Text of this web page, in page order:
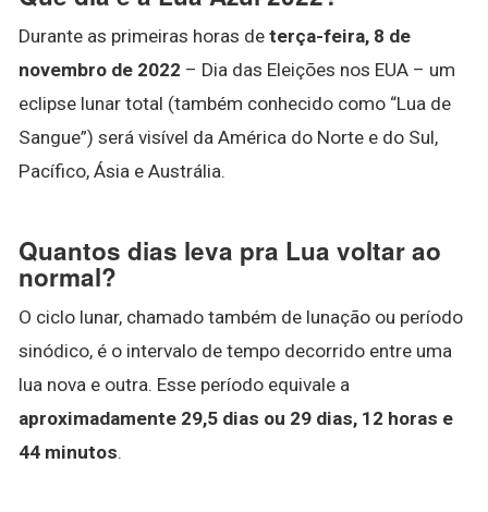
Durante as primeiras horas de terça-feira, 8 de
novembro de 2022 – Dia das Eleições nos EUA – um
eclipse lunar total (também conhecido como “Lua de
Sangue”) será visível da América do Norte e do Sul,
Pacífico, Ásia e Austrália.
Quantos dias leva pra Lua voltar ao
normal?
O ciclo lunar, chamado também de lunação ou período
sinódico, é o intervalo de tempo decorrido entre uma
lua nova e outra. Esse período equivale a
aproximadamente 29,5 dias ou 29 dias, 12 horas e
44 minutos.